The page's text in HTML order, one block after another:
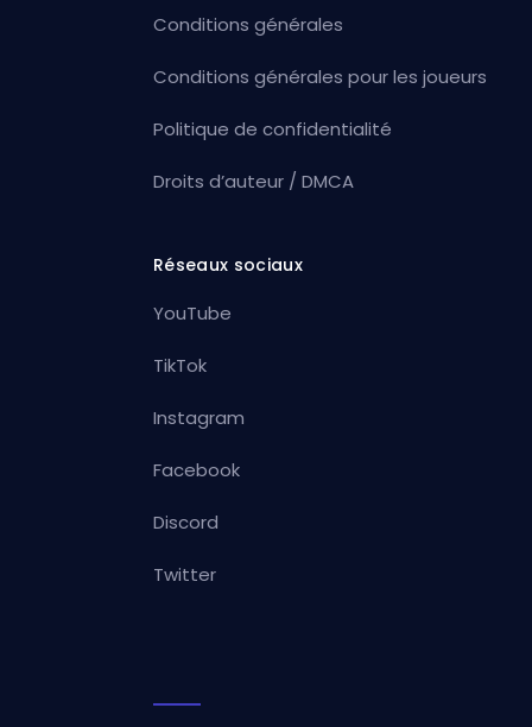
Conditions générales
Conditions générales pour les joueurs
Politique de confidentialité
Droits d’auteur / DMCA
Réseaux sociaux
YouTube
TikTok
Instagram
Facebook
Discord
Twitter